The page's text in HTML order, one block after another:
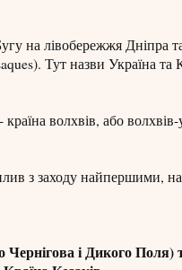
на лівобережжя
Тут назви Україна та
волхвів, або
з заходу найпершими,
і Дикого Поля)